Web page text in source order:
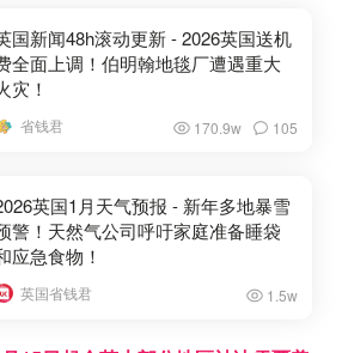
国新闻48h滚动更新 - 2026英国送机
全面上调！伯明翰地毯厂遭遇重大
灾！
省钱君 170.9w 105
英国1月天气预报 - 新年多地暴雪
警！天然气公司呼吁家庭准备睡袋
应急食物！
英国省钱君 1.5w